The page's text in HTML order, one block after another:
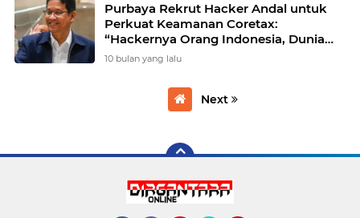
Purbaya Rekrut Hacker Andal untuk
Perkuat Keamanan Coretax:
“Hackernya Orang Indonesia, Dunia
Aja Takut”
10 bulan yang lalu
Next